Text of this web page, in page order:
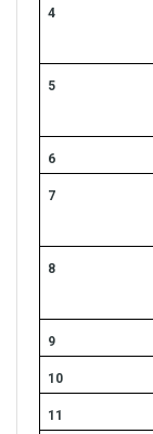
4
5
6
7
8
9
10
11